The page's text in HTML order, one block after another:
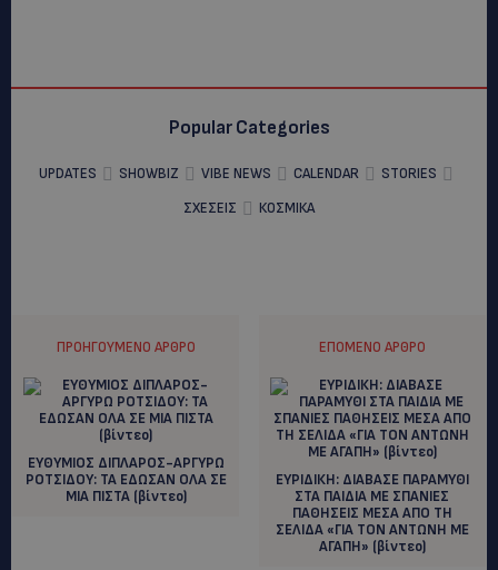
Popular Categories
UPDATES SHOWBIZ VIBE NEWS CALENDAR
STORIES
ΣΧΕΣΕΙΣ
ΚΟΣΜΙΚΑ
ΠΡΟΗΓΟΎΜΕΝΟ ΆΡΘΡΟ
ΕΥΘΥΜΙΟΣ ΔΙΠΛΑΡΟΣ-ΑΡΓΥΡΩ
ΡΟΤΣΙΔΟΥ: ΤΑ ΕΔΩΣΑΝ ΟΛΑ ΣΕ
ΜΙΑ ΠΙΣΤΑ (βίντεο)
ΕΠΌΜΕΝΟ ΆΡΘΡΟ
ΕΥΡΙΔΙΚΗ: ΔΙΑΒΑΣΕ ΠΑΡΑΜΥΘΙ
ΣΤΑ ΠΑΙΔΙΑ ΜΕ ΣΠΑΝΙΕΣ
ΠΑΘΗΣΕΙΣ ΜΕΣΑ ΑΠΟ ΤΗ
ΣΕΛΙΔΑ «ΓΙΑ ΤΟΝ ΑΝΤΩΝΗ ΜΕ
ΑΓΑΠΗ» (βίντεο)